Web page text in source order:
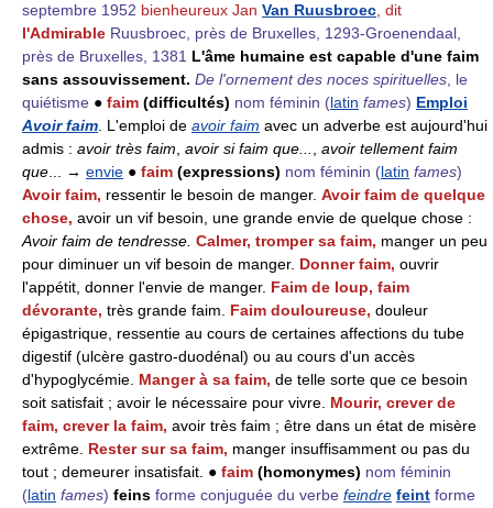
septembre 1952 bienheureux Jan Van Ruusbroec, dit
l'Admirable Ruusbroec, près de Bruxelles, 1293-Groenendaal,
près de Bruxelles, 1381 L'âme humaine est capable d'une faim
sans assouvissement. De l'ornement des noces spirituelles, le
quiétisme ● faim (difficultés) nom féminin (latin fames) Emploi
Avoir faim. L'emploi de avoir faim avec un adverbe est aujourd'hui
admis : avoir très faim, avoir si faim que..., avoir tellement faim
que... → envie ● faim (expressions) nom féminin (latin fames)
Avoir faim, ressentir le besoin de manger. Avoir faim de quelque
chose, avoir un vif besoin, une grande envie de quelque chose :
Avoir faim de tendresse. Calmer, tromper sa faim, manger un peu
pour diminuer un vif besoin de manger. Donner faim, ouvrir
l'appétit, donner l'envie de manger. Faim de loup, faim
dévorante, très grande faim. Faim douloureuse, douleur
épigastrique, ressentie au cours de certaines affections du tube
digestif (ulcère gastro-duodénal) ou au cours d'un accès
d'hypoglycémie. Manger à sa faim, de telle sorte que ce besoin
soit satisfait ; avoir le nécessaire pour vivre. Mourir, crever de
faim, crever la faim, avoir très faim ; être dans un état de misère
extrême. Rester sur sa faim, manger insuffisamment ou pas du
tout ; demeurer insatisfait. ● faim (homonymes) nom féminin
(latin fames) feins forme conjuguée du verbe feindre feint forme